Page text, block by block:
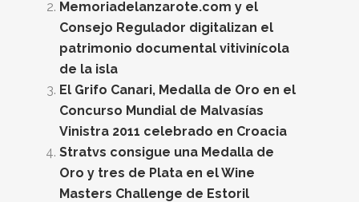
Memoriadelanzarote.com y el
Consejo Regulador digitalizan el
patrimonio documental vitivinícola
de la isla
El Grifo Canari, Medalla de Oro en el
Concurso Mundial de Malvasías
Vinistra 2011 celebrado en Croacia
Stratvs consigue una Medalla de
Oro y tres de Plata en el Wine
Masters Challenge de Estoril